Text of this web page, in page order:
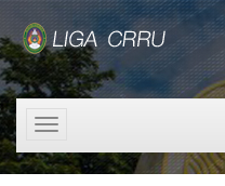
Toggle
navigation